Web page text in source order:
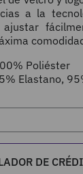
a la
ajustar
Poliéster
Elastano,
DE